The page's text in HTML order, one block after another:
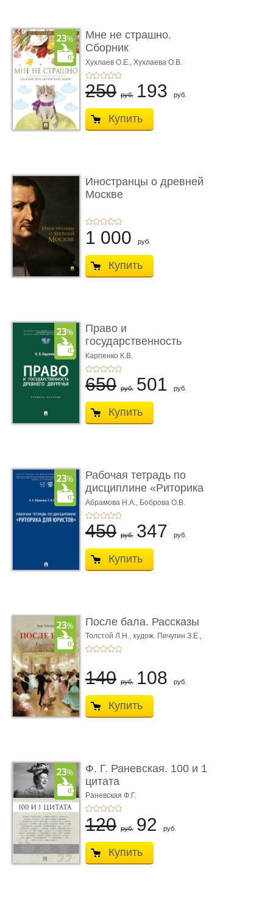
Мне не страшно.
Сборник
терапевтических
сказо� ...
Хухлаев О.Е., Хухлаева О.В.
250 руб. 193 руб.
Купить
Иностранцы о древней
Москве
1 000 руб.
Купить
Право и
государственность
Древнего Двуречья. �
...
Карпенко К.В.
650 руб. 501 руб.
Купить
Рабочая тетрадь по
дисциплине «Риторика
для ю� ...
Абрамова Н.А., Боброва О.В.
450 руб. 347 руб.
Купить
После бала. Рассказы
Толстой Л.Н., худож. Пичугин З.Е.,
худож. Лебедев А.И.,
140 руб. 108 руб.
Купить
Ф. Г. Раневская. 100 и 1
цитата
Раневская Ф.Г.
120 руб. 92 руб.
Купить